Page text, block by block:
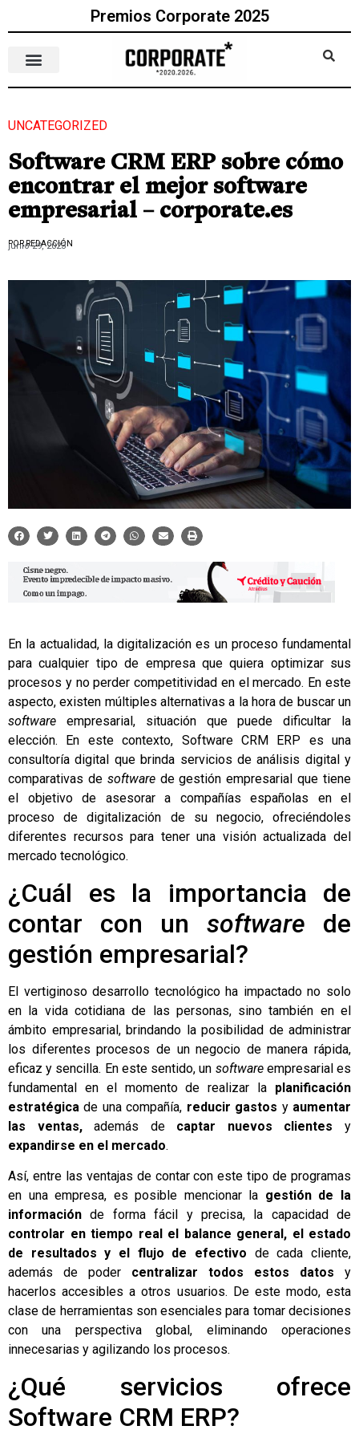
Premios Corporate 2025
UNCATEGORIZED
Software CRM ERP sobre cómo
encontrar el mejor software
empresarial – corporate.es
POR REDACCIÓN
junio 29, 2023
En la actualidad, la digitalización es un proceso fundamental
para cualquier tipo de empresa que quiera optimizar sus
procesos y no perder competitividad en el mercado. En este
aspecto, existen múltiples alternativas a la hora de buscar un
software empresarial , situación que puede dificultar la
elección. En este contexto, Software CRM ERP es una
consultoría digital que brinda servicios de análisis digital y
comparativas de software de gestión empresarial que tiene
el objetivo de asesorar a compañías españolas en el
proceso de digitalización de su negocio, ofreciéndoles
diferentes recursos para tener una visión actualizada del
mercado tecnológico.
¿Cuál es la importancia de
contar con un software de
gestión empresarial?
El vertiginoso desarrollo tecnológico ha impactado no solo
en la vida cotidiana de las personas, sino también en el
ámbito empresarial, brindando la posibilidad de administrar
los diferentes procesos de un negocio de manera rápida,
eficaz y sencilla. En este sentido, un software empresarial es
fundamental en el momento de realizar la planificación
estratégicade una compañía, reducir gastos y aumentar
las ventas,además de captar nuevos clientesy
expandirse en el mercado.
Así, entre las ventajas de contar con este tipo de programas
en una empresa, es posible mencionar la gestión de la
informaciónde forma fácil y precisa, la capacidad de
controlar en tiempo real el balance general, el estado
de resultados y el flujo de efectivo de cada cliente,
además de poder centralizar todos estos datos y
hacerlos accesibles a otros usuarios. De este modo, esta
clase de herramientas son esenciales para tomar decisiones
con una perspectiva global, eliminando operaciones
innecesarias y agilizando los procesos.
¿Qué servicios ofrece
Software CRM ERP?